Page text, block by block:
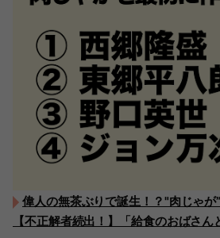
偉人の無茶ぶりで誕生！？"肉じゃが
【不正解者続出！】「給食のおばさ